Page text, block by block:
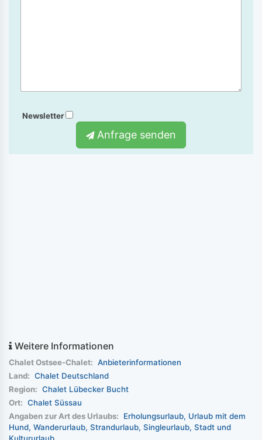
Newsletter
Anfrage senden
Weitere Informationen
Chalet Ostsee-Chalet: Anbieterinformationen
Land: Chalet Deutschland
Region: Chalet Lübecker Bucht
Ort: Chalet Süssau
Angaben zur Art des Urlaubs:
Erholungsurlaub Urlaub mit dem
Hund Wanderurlaub Strandurlaub Singleurlaub Stadt und
Kultururlaub